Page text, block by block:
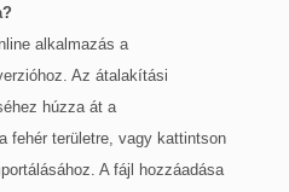
alkalmazás a
Az átalakítási
húzza át a
fehér területre, vagy kattintson
A fájl hozzáadása